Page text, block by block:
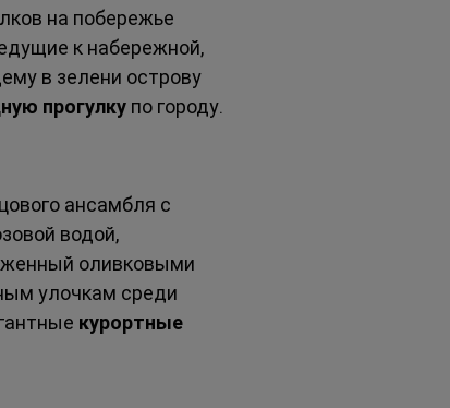
на побережье
к набережной,
в зелени острову
прогулку по городу.
ансамбля с
водой,
оливковыми
улочкам среди
курортные